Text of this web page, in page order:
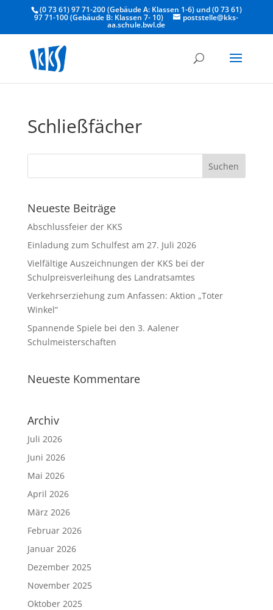
(0 73 61) 97 71-200 (Gebäude A: Klassen 1-6) und (0 73 61)
97 71-100 (Gebäude B: Klassen 7- 10) poststelle@kks-
aa.schule.bwl.de
Schließfächer
Neueste Beiträge
Abschlussfeier der KKS
Einladung zum Schulfest am 27. Juli 2026
Vielfältige Auszeichnungen der KKS bei der
Schulpreisverleihung des Landratsamtes
Verkehrserziehung zum Anfassen: Aktion „Toter
Winkel“
Spannende Spiele bei den 3. Aalener
Schulmeisterschaften
Neueste Kommentare
Archiv
Juli 2026
Juni 2026
Mai 2026
April 2026
März 2026
Februar 2026
Januar 2026
Dezember 2025
November 2025
Oktober 2025